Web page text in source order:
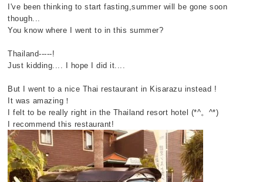
I've been thinking to start fasting,summer will be gone soon
though...
You know where I went to in this summer?
Thailand-----!
Just kidding.... I hope I did it....
But I went to a nice Thai restaurant in Kisarazu instead !
It was amazing ！
I felt to be really right in the Thailand resort hotel (*^。 ^*)
I recommend this restaurant!